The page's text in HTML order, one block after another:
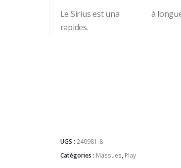
Le Sirius est una
à
rapides.
UGS : 240981-8
Catégories : Massues, Play